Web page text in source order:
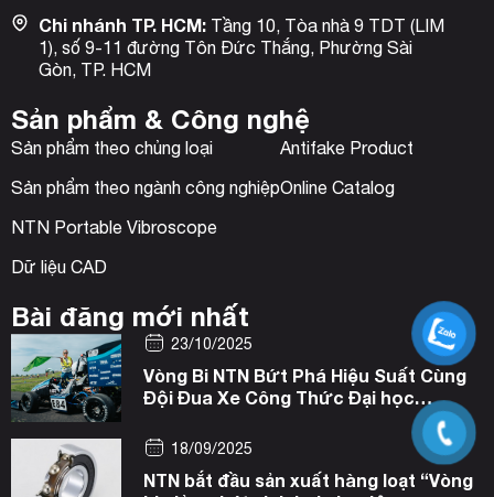
Chi nhánh TP. HCM: Tầng 10, Tòa nhà 9 TDT (LIM
1), số 9-11 đường Tôn Đức Thắng, Phường Sài
Gòn, TP. HCM
Sản phẩm & Công nghệ
Sản phẩm theo chủng loại
Sản phẩm theo ngành công nghiệp
NTN Portable Vibroscope
Dữ liệu CAD
Antifake Product
Online Catalog
Bài đăng mới nhất
Vòng Bi NTN Bứt Phá Hiệu Suất Cùng
Đội Đua Xe Công Thức Đại học
23/10/2025
NTN bắt đầu sản xuất hàng loạt “Vòng
18/09/2025